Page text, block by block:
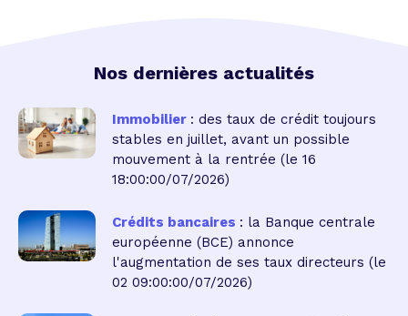
Nos dernières actualités
Immobilier : des taux de crédit toujours
stables en juillet, avant un possible
mouvement à la rentrée (le 16
18:00:00/07/2026)
Crédits bancaires : la Banque centrale
européenne (BCE) annonce
l'augmentation de ses taux directeurs (le
02 09:00:00/07/2026)